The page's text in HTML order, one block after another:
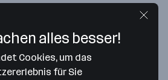
alles besser!
Cookies, um das
für Sie